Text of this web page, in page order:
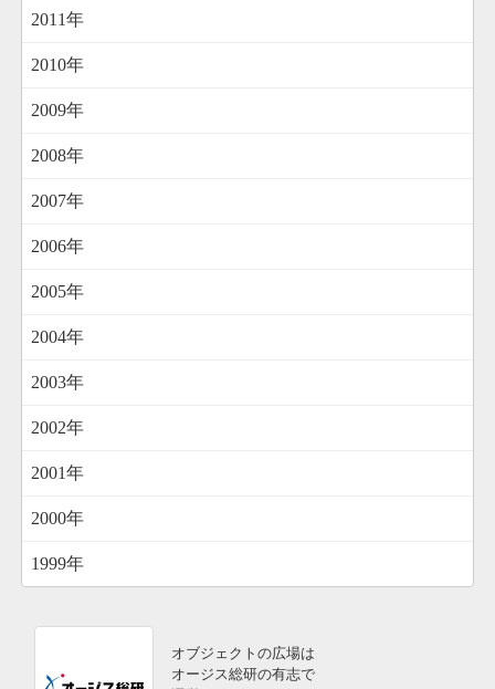
2011年
2010年
2009年
2008年
2007年
2006年
2005年
2004年
2003年
2002年
2001年
2000年
1999年
オブジェクトの広場は
オージス総研の有志で